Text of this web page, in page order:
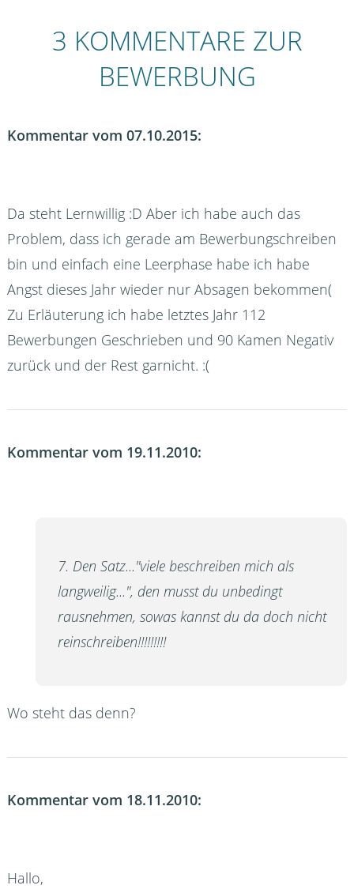
3 KOMMENTARE ZUR
BEWERBUNG
Kommentar vom 07.10.2015:
Da steht Lernwillig :D Aber ich habe auch das
Problem, dass ich gerade am Bewerbungschreiben
bin und einfach eine Leerphase habe ich habe
Angst dieses Jahr wieder nur Absagen bekommen(
Zu Erläuterung ich habe letztes Jahr 112
Bewerbungen Geschrieben und 90 Kamen Negativ
zurück und der Rest garnicht. :(
Kommentar vom 19.11.2010:
7. Den Satz..."viele beschreiben mich als
langweilig...", den musst du unbedingt
rausnehmen, sowas kannst du da doch nicht
reinschreiben!!!!!!!!!
Wo steht das denn?
Kommentar vom 18.11.2010:
Hallo,